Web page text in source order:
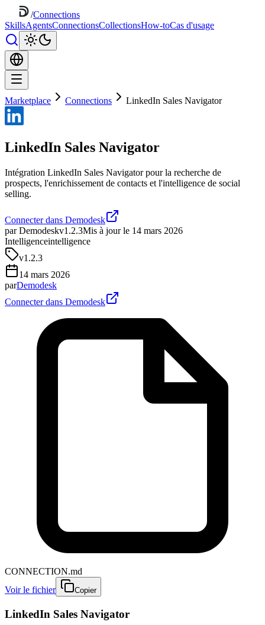
/Connections
SkillsAgentsConnectionsCollectionsHow-toCas d'usage
Marketplace Connections LinkedIn Sales Navigator
LinkedIn Sales Navigator
Intégration LinkedIn Sales Navigator pour la recherche de
prospects, l'enrichissement de contacts et l'intelligence de social
selling.
Connecter dans Demodesk
par Demodeskv1.2.3Mis à jour le 14 mars 2026
Intelligenceintelligence
v1.2.3
14 mars 2026
parDemodesk
Connecter dans Demodesk
CONNECTION.md
Voir le fichier
Copier
LinkedIn Sales Navigator